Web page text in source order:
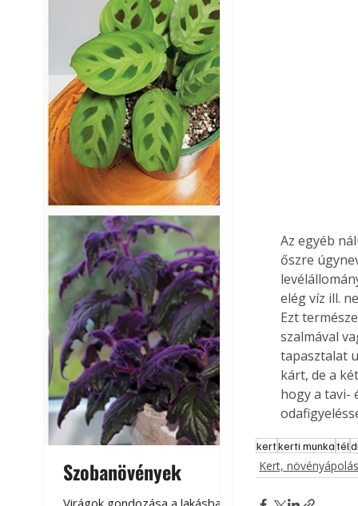
Szobanövények
Virágoskert:
teraszon,
Az egyéb
őszre
elég víz ill.
Ezt
szalmával
tapasztalat
kárt, de a
hogy a tavi-
kertkerti munkatél
Kert, növényápolás